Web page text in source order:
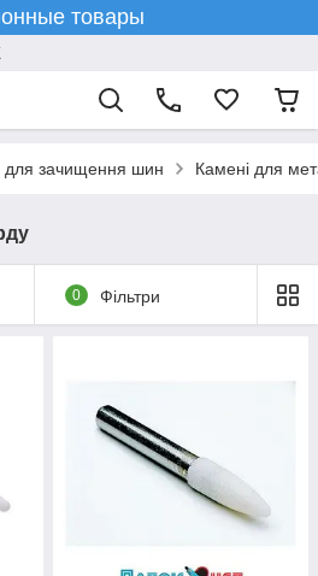
товары
для зачищення шин Камені для
0 Фільтри